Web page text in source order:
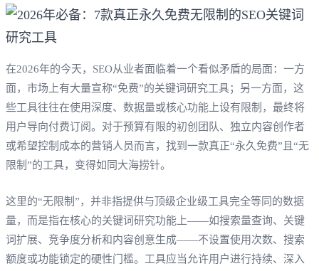
在2026年的今天，SEO从业者面临着一个看似矛盾的局面：一方
面，市场上有大量宣称“免费”的关键词研究工具；另一方面，这
些工具往往在使用深度、数据量或核心功能上设有限制，最终将
用户导向付费订阅。对于预算有限的初创团队、独立内容创作者
或希望控制成本的营销人员而言，找到一款真正“永久免费”且“无
限制”的工具，变得如同大海捞针。
这里的“无限制”，并非指提供与顶级企业级工具完全等同的数据
量，而是指在核心的关键词研究功能上——如搜索量查询、关键
词扩展、竞争度分析和内容创意生成——不设置使用次数、搜索
额度或功能锁定的硬性门槛。工具应当允许用户进行持续、深入